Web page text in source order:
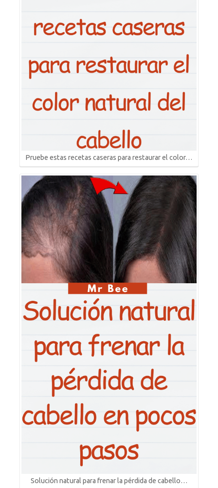
Pruebe estas recetas caseras para restaurar el color…
Solución natural para frenar la pérdida de cabello…